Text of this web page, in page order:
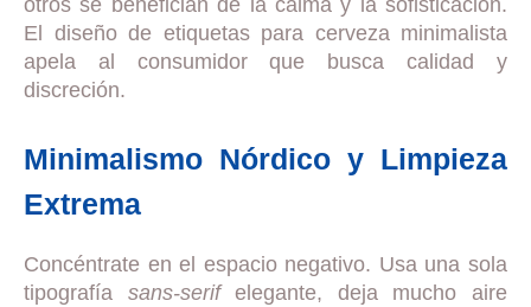
otros se benefician de la calma y la sofisticación.
El diseño de etiquetas para cerveza minimalista
apela al consumidor que busca calidad y
discreción.
Minimalismo Nórdico y Limpieza
Extrema
Concéntrate en el espacio negativo. Usa una sola
tipografía sans-serifelegante, deja mucho aire